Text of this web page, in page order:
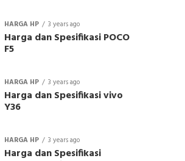
HARGA HP 3 years ago
Harga dan Spesifikasi POCO
F5
HARGA HP 3 years ago
Harga dan Spesifikasi vivo
Y36
HARGA HP 3 years ago
Harga dan Spesifikasi